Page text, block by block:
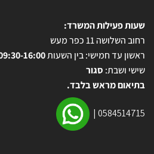
שעות פעילות המשרד:
רחוב השלושה 11 כפר מעש
ראשון עד חמישי: בין השעות09:30-16:00
שישי ושבת: סגור
בתיאום מראש בלבד.
0584514715
|